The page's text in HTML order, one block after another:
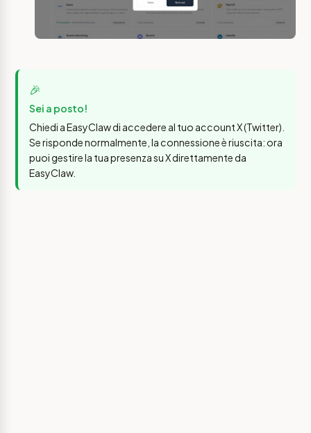
🎉
Sei a posto!
Chiedi a EasyClaw di accedere al tuo account X (Twitter).
Se risponde normalmente, la connessione è riuscita: ora
puoi gestire la tua presenza su X direttamente da
EasyClaw.